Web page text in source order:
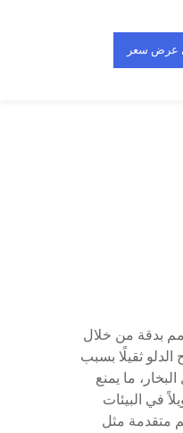
عرض سعر
بدقة من خلال
ثقيلًا بسبب
ما يمنع
في البيئات
متقدمة مثل